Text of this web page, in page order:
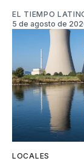
EL TIEMPO
5 de agosto de
LOCALES